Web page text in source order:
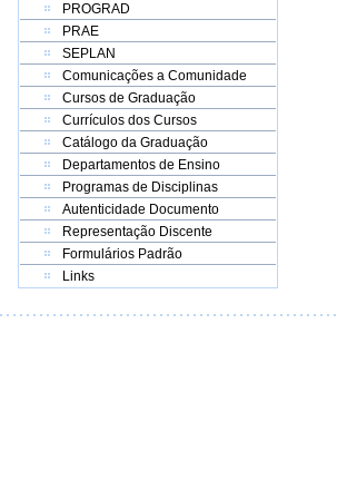
PROGRAD
PRAE
SEPLAN
Comunicações a Comunidade
Cursos de Graduação
Currículos dos Cursos
Catálogo da Graduação
Departamentos de Ensino
Programas de Disciplinas
Autenticidade Documento
Representação Discente
Formulários Padrão
Links